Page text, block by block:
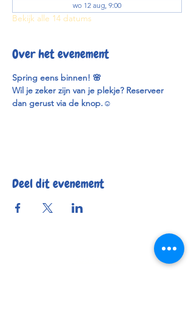
wo 12 aug, 9:00
Bekijk alle 14 datums
Over het evenement
Spring eens binnen! 🌸
Wil je zeker zijn van je plekje? Reserveer
dan gerust via de knop. ☺️
Deel dit evenement